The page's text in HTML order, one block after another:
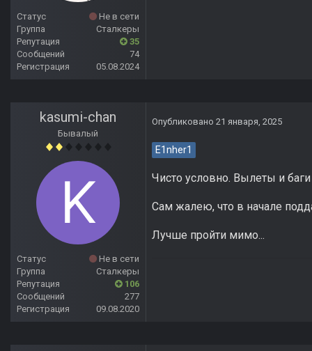
Статус
Не в сети
Группа
Сталкеры
Репутация
35
Сообщений
74
Регистрация
05.08.2024
kasumi-chan
Бывалый
Статус
Не в сети
Группа
Сталкеры
Репутация
106
Сообщений
277
Регистрация
09.08.2020
Опубликовано 21 января, 2025
E1nher1
Чисто условно. Вылеты и
Сам жалею, что в начале
Лучше пройти мимо...